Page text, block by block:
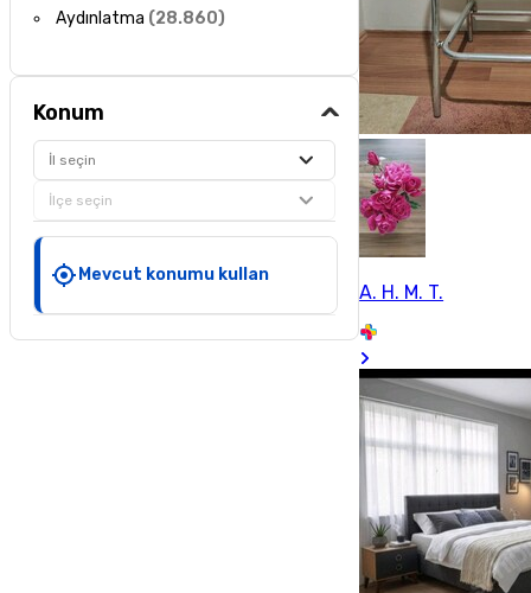
Aydınlatma (28.860)
Konum
İl seçin
İlçe seçin
Mevcut konumu kullan
A. H. M. T.